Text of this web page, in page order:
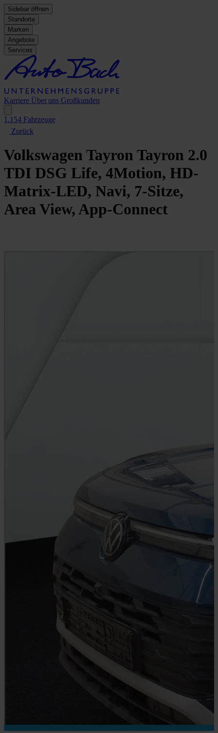
Sidebar öffnen
Standorte
Marken
Angebote
Services
Karriere Über uns Großkunden
1.154 Fahrzeuge
Zurück
Volkswagen Tayron Tayron 2.0
TDI DSG Life, 4Motion, HD-
Matrix-LED, Navi, 7-Sitze,
Area View, App-Connect